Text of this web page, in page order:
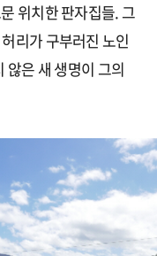
위치한 판자집들. 그
리가 구부러진 노인
않은 새 생명이 그의